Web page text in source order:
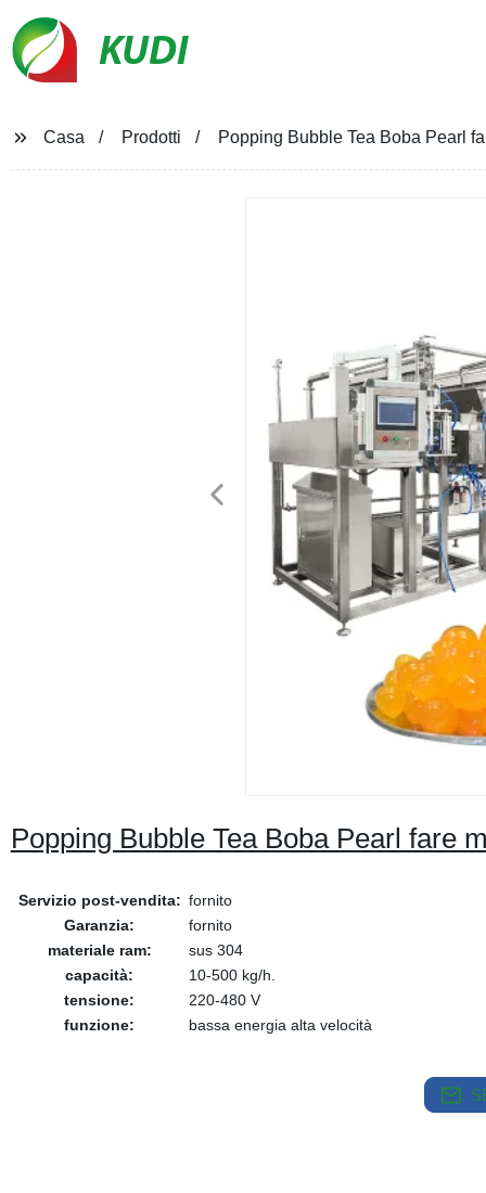
KUDI
Casa Prodotti Popping Bubble Tea Boba Pearl
Popping Bubble Tea Boba Pearl fare
Servizio post-vendita: fornito
Garanzia:
fornito
materiale ram:
sus 304
capacità:
10-500 kg/h.
tensione:
220-480 V
funzione:
bassa energia alta velocità